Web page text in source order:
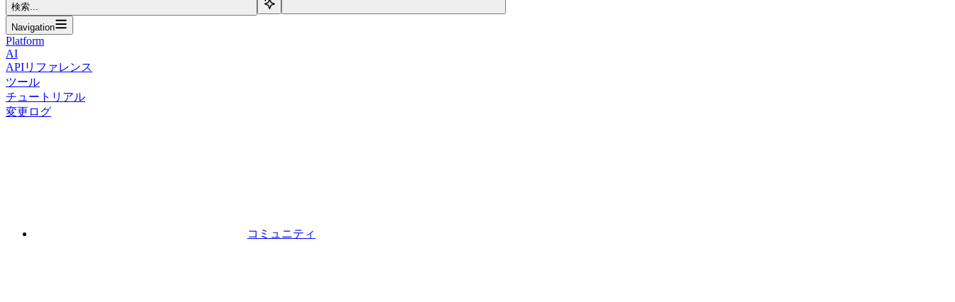
検索...
Navigation
Platform
AI
APIリファレンス
ツール
チュートリアル
変更ログ
コミュニティ